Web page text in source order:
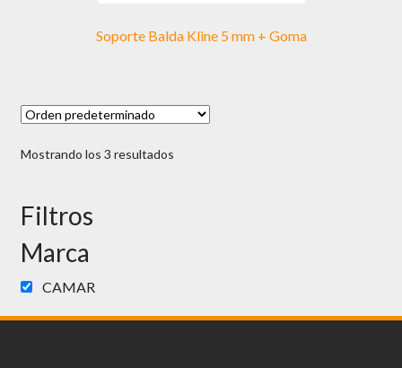
Soporte Balda Kline 5 mm + Goma
Mostrando los 3 resultados
Filtros
Marca
CAMAR